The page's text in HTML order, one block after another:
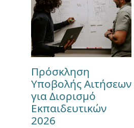
Πρόσκληση
Υποβολής Αιτήσεων
για Διορισμό
Εκπαιδευτικών
2026